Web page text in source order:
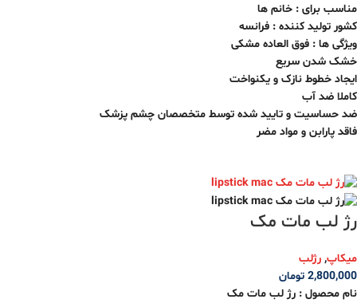
مناسب برای : خانم ها
کشور تولید کننده : فرانسه
ویژگی ها : فوق العاده مشکی
خشک شدن سریع
ایجاد خطوط نازک و یکنواخت
کاملا ضد آب
ضد حساسیت و تایید شده توسط متخصصان چشم پزشک
فاقد پارابن و مواد مضر
رژ لب مات مک
میکاپ, رژلب
2,800,000 تومان
نام محصول : رژ لب مات مک